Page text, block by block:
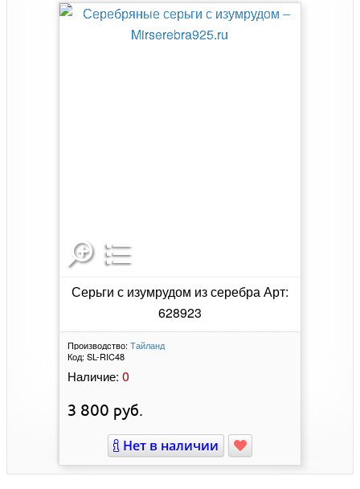
Серьги с изумрудом из серебра Арт:
628923
Производство: Тайланд
Код: SL-RIC48
Наличие: 0
3 800 руб.
Нет в наличии